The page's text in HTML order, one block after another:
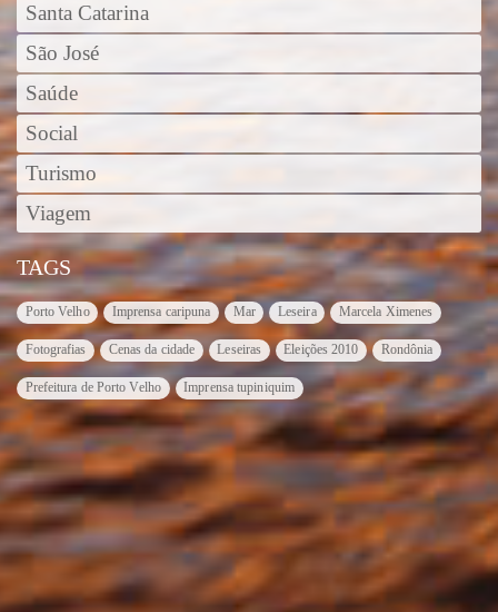
Santa Catarina
São José
Saúde
Social
Turismo
Viagem
TAGS
Porto Velho Imprensa caripuna Mar Leseira Marcela Ximenes
Fotografias Cenas da cidade Leseiras Eleições 2010 Rondônia
Prefeitura de Porto Velho Imprensa tupiniquim